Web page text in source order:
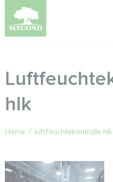
hlk
Home / luftfeuchtekontrolle hlk